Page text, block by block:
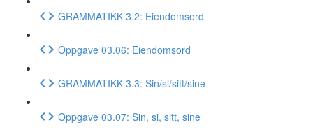
GRAMMATIKK 3.2: Eiendomsord
Oppgave 03.06: Eiendomsord
GRAMMATIKK 3.3: Sin/si/sitt/sine
Oppgave 03.07: Sin, si, sitt, sine